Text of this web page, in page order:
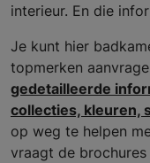
interieur. En die
Je kunt hier
topmerken
gedetailleerde
collecties, kleuren,
op weg te helpen
vraagt de